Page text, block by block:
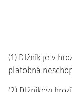
(1) Dlžník je v
platobná